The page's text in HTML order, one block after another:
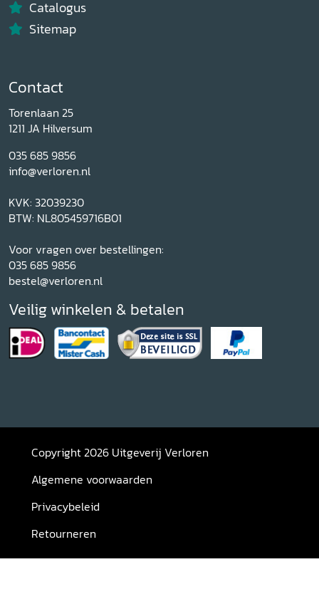
Catalogus
Sitemap
Contact
Torenlaan 25
1211 JA Hilversum
035 685 9856
info@verloren.nl
KVK: 32039230
BTW: NL805459716B01
Voor vragen over bestellingen:
035 685 9856
bestel@verloren.nl
Veilig winkelen & betalen
Copyright 2026 Uitgeverij Verloren
Algemene voorwaarden
Privacybeleid
Retourneren